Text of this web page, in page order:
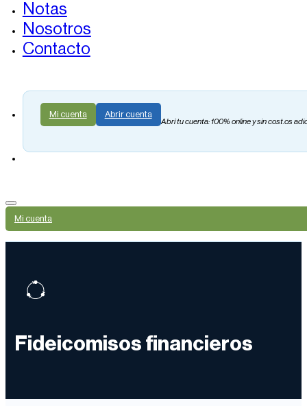
Notas
Nosotros
Contacto
Mi cuenta Abrir cuenta
Abrí tu cuenta: 100% online y sin cost.os
Mi cuenta
Fideicomisos financieros